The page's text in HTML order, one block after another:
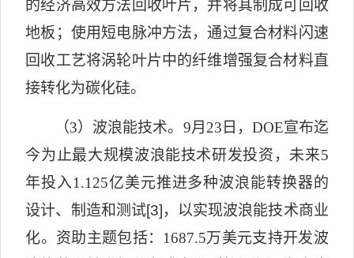
的经济高效方法回收叶片，并将其制成可回收
地板；使用短电脉冲方法，通过复合材料闪速
回收工艺将涡轮叶片中的纤维增强复合材料直
接转化为碳化硅。
（3）波浪能技术。 9月 23 日， DOE宣布迄
今为止最大规模波浪能技术研发投资，未来5
年投入1.125亿美元推进多种波浪能转换器的
设计、制造和测试[3] ，以实现波浪能技术商业
化。资助主题包括： 1687.5万美元支持开发波